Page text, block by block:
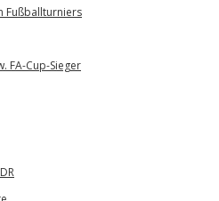
Fußballturniers
FA-Cup-Sieger